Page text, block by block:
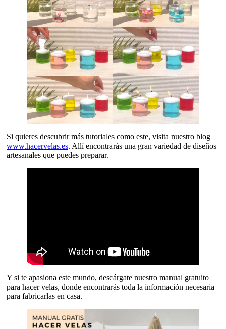
Si quieres descubrir más tutoriales como este, visita nuestro blog
www.hacervelas.es. Allí encontrarás una gran variedad de diseños
artesanales que puedes preparar.
Y si te apasiona este mundo, descárgate nuestro manual gratuito
para hacer velas, donde encontrarás toda la información necesaria
para fabricarlas en casa.